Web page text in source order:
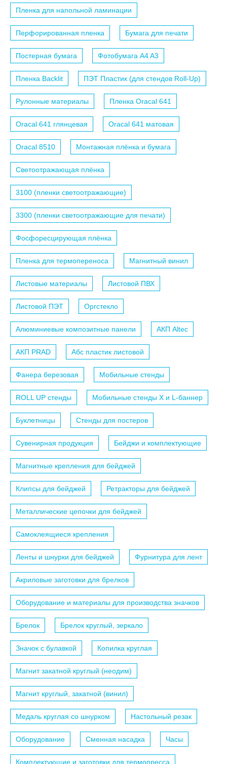
Пленка для напольной ламинации
Перфорированная пленка Бумага для печати
Постерная бумага Фотобумага A4 A3
Пленка Backlit ПЭТ Пластик (для стендов Roll-Up)
Рулонные материалы Пленка Oracal 641
Oracal 641 глянцевая Oracal 641 матовая
Oracal 8510 Монтажная плёнка и бумага
Светоотражающая плёнка
3100 (пленки светоотражающие)
3300 (пленки светоотражающие для печати)
Фосфоресцирующая плёнка
Пленка для термопереноса Магнитный винил
Листовые материалы Листовой ПВХ
Листовой ПЭТ Оргстекло
Алюминиевые композитные панели АКП Altec
АКП PRAD Абс пластик листовой
Фанера березовая Мобильные стенды
ROLL UP стенды Мобильные стенды X и L-баннер
Буклетницы Стенды для постеров
Сувенирная продукция Бейджи и комплектующие
Магнитные крепления для бейджей
Клипсы для бейджей Ретракторы для бейджей
Металлические цепочки для бейджей
Самоклеящиеся крепления
Ленты и шнурки для бейджей Фурнитура для лент
Акриловые заготовки для брелков
Оборудование и материалы для производства значков
Брелок Брелок круглый, зеркало
Значок с булавкой Копилка круглая
Магнит закатной круглый (неодим)
Магнит круглый, закатной (винил)
Медаль круглая со шнурком Настольный резак
Оборудование Сменная насадка Часы
Комплектующие и заготовки для термопресса